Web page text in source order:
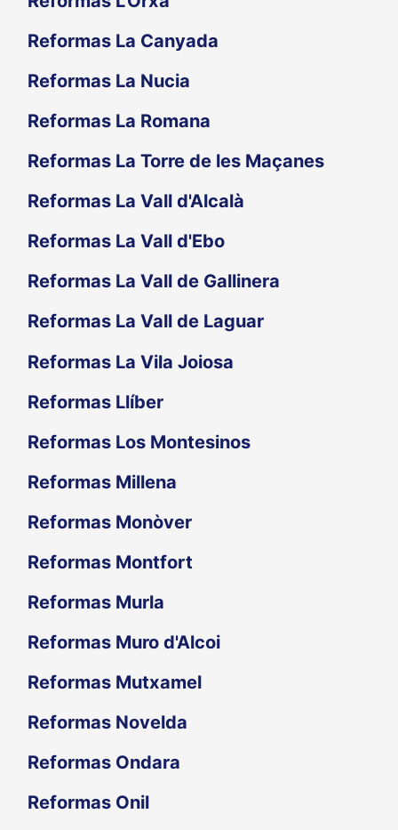
Reformas La Canyada
Reformas La Nucia
Reformas La Romana
Reformas La Torre de les Maçanes
Reformas La Vall d'Alcalà
Reformas La Vall d'Ebo
Reformas La Vall de Gallinera
Reformas La Vall de Laguar
Reformas La Vila Joiosa
Reformas Llíber
Reformas Los Montesinos
Reformas Millena
Reformas Monòver
Reformas Montfort
Reformas Murla
Reformas Muro d'Alcoi
Reformas Mutxamel
Reformas Novelda
Reformas Ondara
Reformas Onil